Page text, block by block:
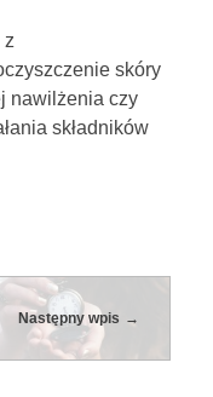
z
skóry
nawilżenia czy
składników
Następny wpis